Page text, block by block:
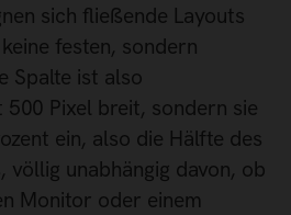
sich fließende Layouts
festen, sondern
Spalte ist also
500 Pixel breit, sondern sie
ein, also die Hälfte des
völlig unabhängig davon, ob
Monitor oder einem